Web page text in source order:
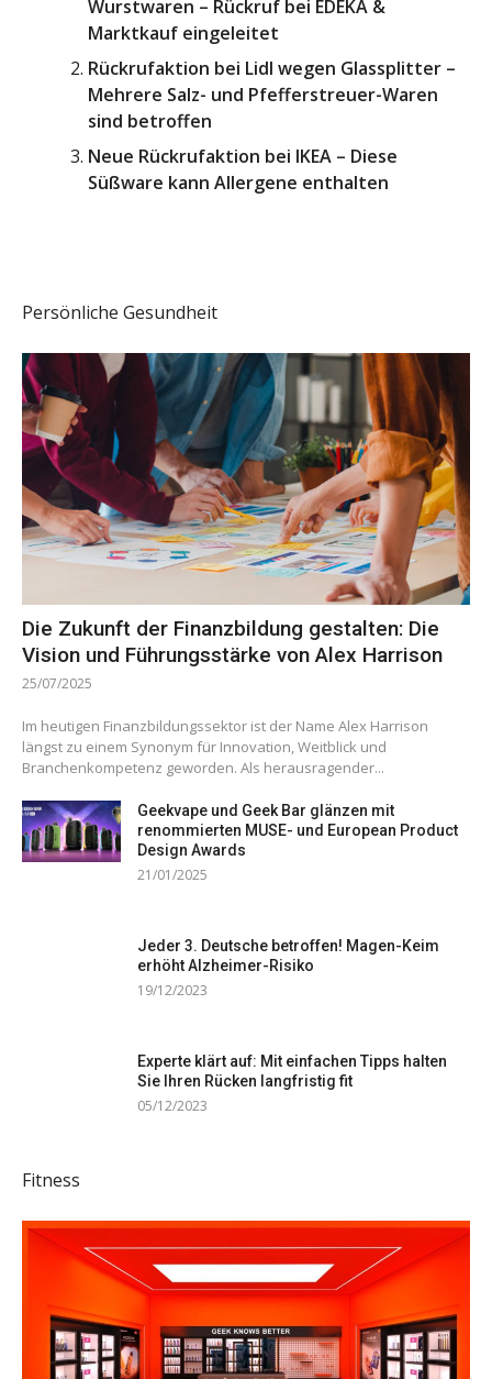
Wurstwaren – Rückruf bei EDEKA &
Marktkauf eingeleitet
Rückrufaktion bei Lidl wegen Glassplitter –
Mehrere Salz- und Pfefferstreuer-Waren
sind betroffen
Neue Rückrufaktion bei IKEA – Diese
Süßware kann Allergene enthalten
Persönliche Gesundheit
Die Zukunft der Finanzbildung gestalten: Die
Vision und Führungsstärke von Alex Harrison
25/07/2025
Im heutigen Finanzbildungssektor ist der Name Alex Harrison
längst zu einem Synonym für Innovation, Weitblick und
Branchenkompetenz geworden. Als herausragender...
Geekvape und Geek Bar glänzen mit
renommierten MUSE- und European Product
Design Awards
21/01/2025
Jeder 3. Deutsche betroffen! Magen-Keim
erhöht Alzheimer-Risiko
19/12/2023
Experte klärt auf: Mit einfachen Tipps halten
Sie Ihren Rücken langfristig fit
05/12/2023
Fitness